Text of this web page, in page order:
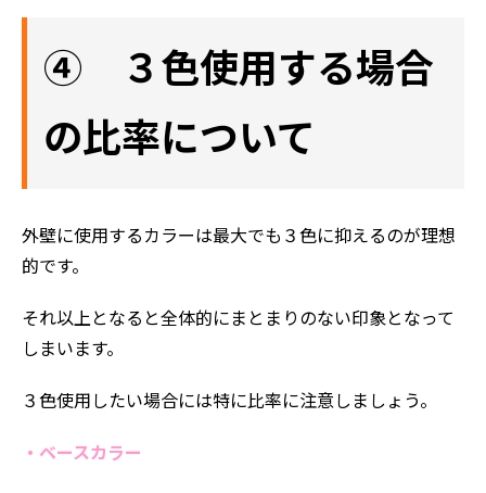
④ ３色使用する場合
の比率について
外壁に使用するカラーは最大でも３色に抑えるのが理想
的です。
それ以上となると全体的にまとまりのない印象となって
しまいます。
３色使用したい場合には特に比率に注意しましょう。
・ベースカラー